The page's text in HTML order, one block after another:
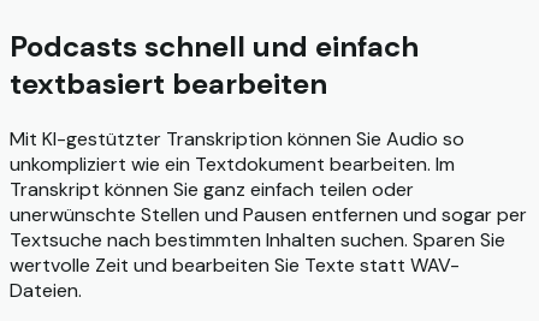
Podcasts schnell und einfach
textbasiert bearbeiten
Mit KI-gestützter Transkription können Sie Audio so
unkompliziert wie ein Textdokument bearbeiten. Im
Transkript können Sie ganz einfach teilen oder
unerwünschte Stellen und Pausen entfernen und sogar per
Textsuche nach bestimmten Inhalten suchen. Sparen Sie
wertvolle Zeit und bearbeiten Sie Texte statt WAV-
Dateien.